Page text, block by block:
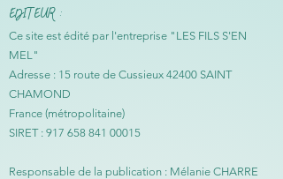
EDITEUR :
Ce site est édité par l'entreprise "LES FILS S'EN
MEL"
Adresse : 15 route de Cussieux 42400 SAINT
CHAMOND
France (métropolitaine)
SIRET : 917 658 841 00015
Responsable de la publication : Mélanie CHARRE